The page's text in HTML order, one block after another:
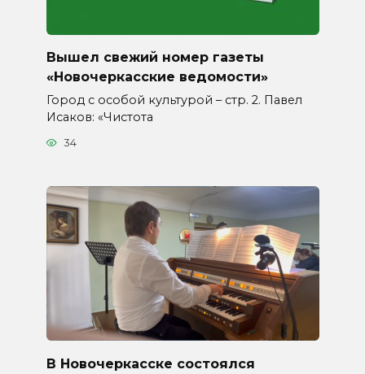
Вышел свежий номер газеты
«Новочеркасские ведомости»
Город с особой культурой – стр. 2. Павел
Исаков: «Чистота
34
В Новочеркасске состоялся